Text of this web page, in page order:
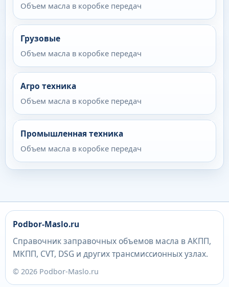
Объем масла в коробке передач
Грузовые
Объем масла в коробке передач
Агро техника
Объем масла в коробке передач
Промышленная техника
Объем масла в коробке передач
Podbor-Maslo.ru
Справочник заправочных объемов масла в АКПП,
МКПП, CVT, DSG и других трансмиссионных узлах.
© 2026 Podbor-Maslo.ru